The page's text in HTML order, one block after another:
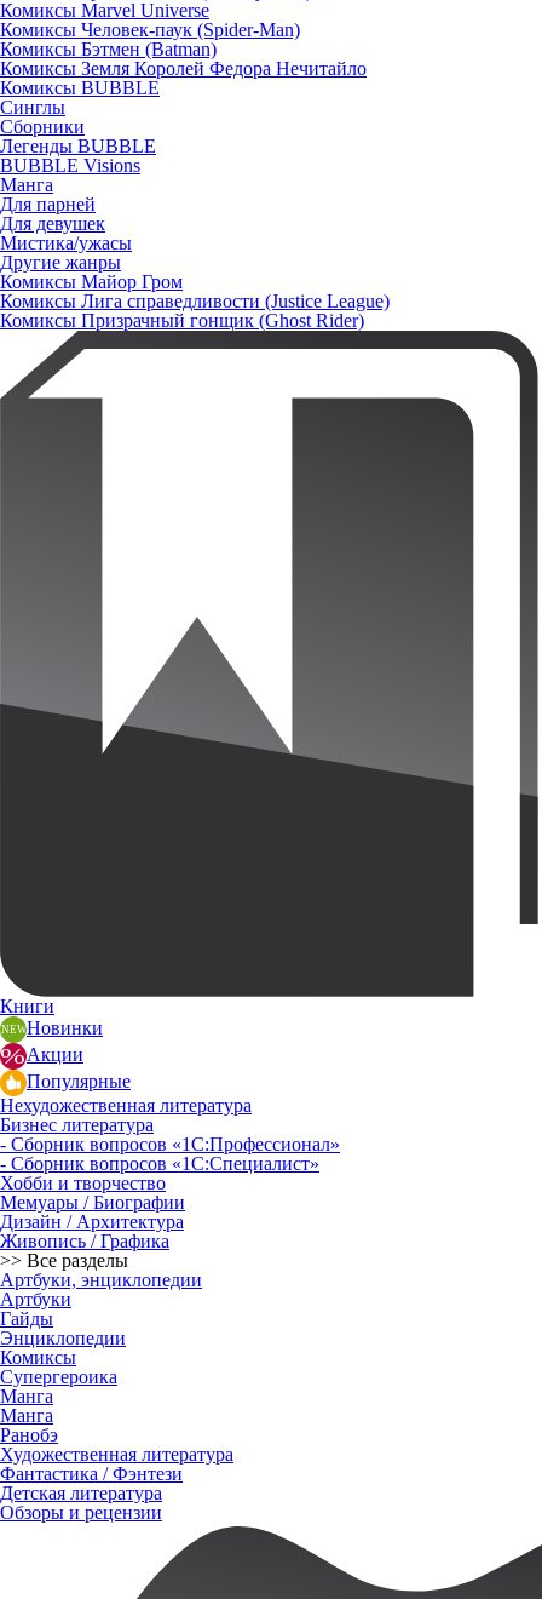
Комиксы Marvel Universe
Комиксы Человек-паук (Spider-Man)
Комиксы Бэтмен (Batman)
Комиксы Земля Королей Федора Нечитайло
Комиксы BUBBLE
Синглы
Сборники
Легенды BUBBLE
BUBBLE Visions
Манга
Для парней
Для девушек
Мистика/ужасы
Другие жанры
Комиксы Майор Гром
Комиксы Лига справедливости (Justice League)
Комиксы Призрачный гонщик (Ghost Rider)
Книги
Новинки
Акции
Популярные
Нехудожественная литература
Бизнес литература
- Сборник вопросов «1С:Профессионал»
- Сборник вопросов «1С:Специалист»
Хобби и творчество
Мемуары / Биографии
Дизайн / Архитектура
Живопись / Графика
>> Все разделы
Артбуки, энциклопедии
Артбуки
Гайды
Энциклопедии
Комиксы
Супергероика
Манга
Манга
Ранобэ
Художественная литература
Фантастика / Фэнтези
Детская литература
Обзоры и рецензии